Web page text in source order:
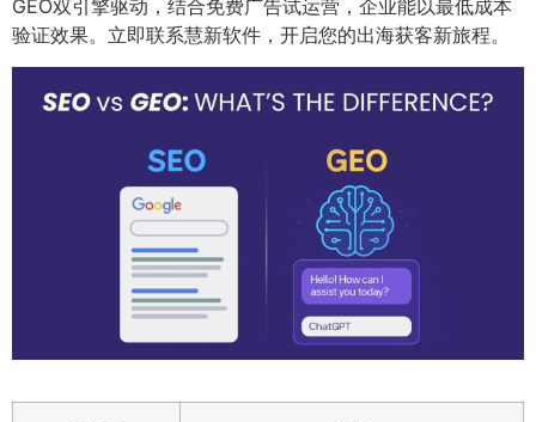
GEO双引擎驱动，结合免费广告试运营，企业能以最低成本
验证效果。立即联系慧新软件，开启您的出海获客新旅程。